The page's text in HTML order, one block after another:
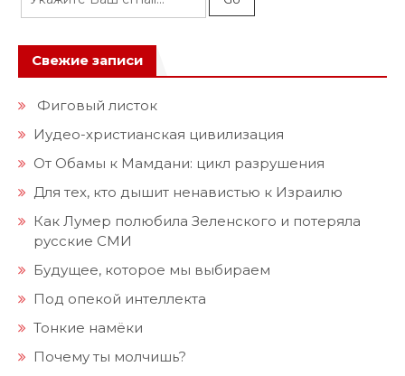
Свежие записи
Фиговый листок
Иудео-христианская цивилизация
От Обамы к Мамдани: цикл разрушения
Для тех, кто дышит ненавистью к Израилю
Как Лумер полюбила Зеленского и потеряла
русские СМИ
Будущее, которое мы выбираем
Под опекой интеллекта
Тонкие намёки
Почему ты молчишь?